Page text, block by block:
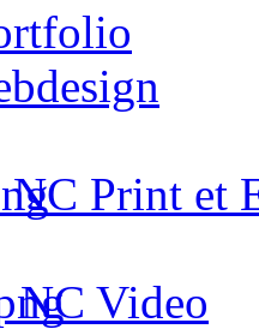
NC Print et
NC Video